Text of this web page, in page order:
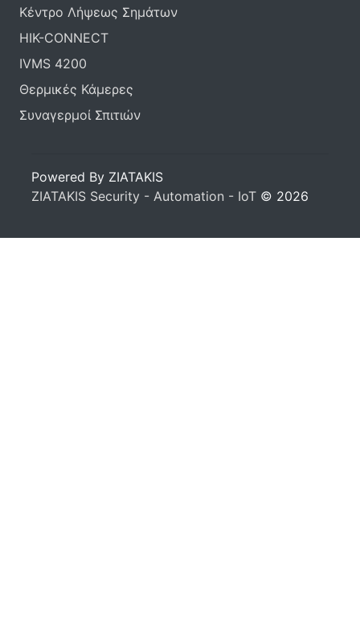
Κέντρο Λήψεως Σημάτων
HIK-CONNECT
IVMS 4200
Θερμικές Κάμερες
Συναγερμοί Σπιτιών
Powered By ZIATAKIS
ZIATAKIS Security - Automation - IoT © 2026